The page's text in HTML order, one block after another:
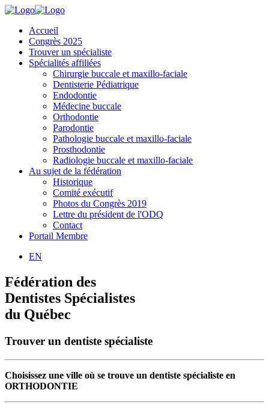
Accueil
Congrès 2025
Trouver un spécialiste
Spécialités affiliées
Chirurgie buccale et maxillo-faciale
Dentisterie Pédiatrique
Endodontie
Médecine buccale
Orthodontie
Parodontie
Pathologie buccale et maxillo-faciale
Prosthodontie
Radiologie buccale et maxillo-faciale
Au sujet de la fédération
Historique
Comité exécutif
Photos du Congrès 2019
Lettre du président de l'ODQ
Contact
Portail Membre
EN
Fédération des
Dentistes Spécialistes
du Québec
Trouver un dentiste spécialiste
Choisissez une ville où se trouve un dentiste spécialiste en
ORTHODONTIE